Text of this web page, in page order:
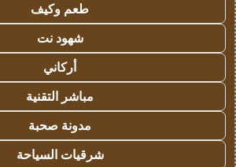
طعم وكيف
شهود نت
أركاني
مباشر التقنية
مدونة صحبة
شرقيات السياحة